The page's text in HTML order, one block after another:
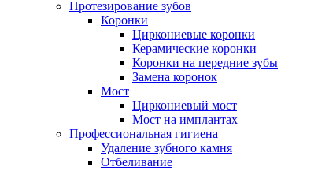
Протезирование зубов
Коронки
Циркониевые коронки
Керамические коронки
Коронки на передние зубы
Замена коронок
Мост
Циркониевый мост
Мост на имплантах
Профессиональная гигиена
Удаление зубного камня
Отбеливание